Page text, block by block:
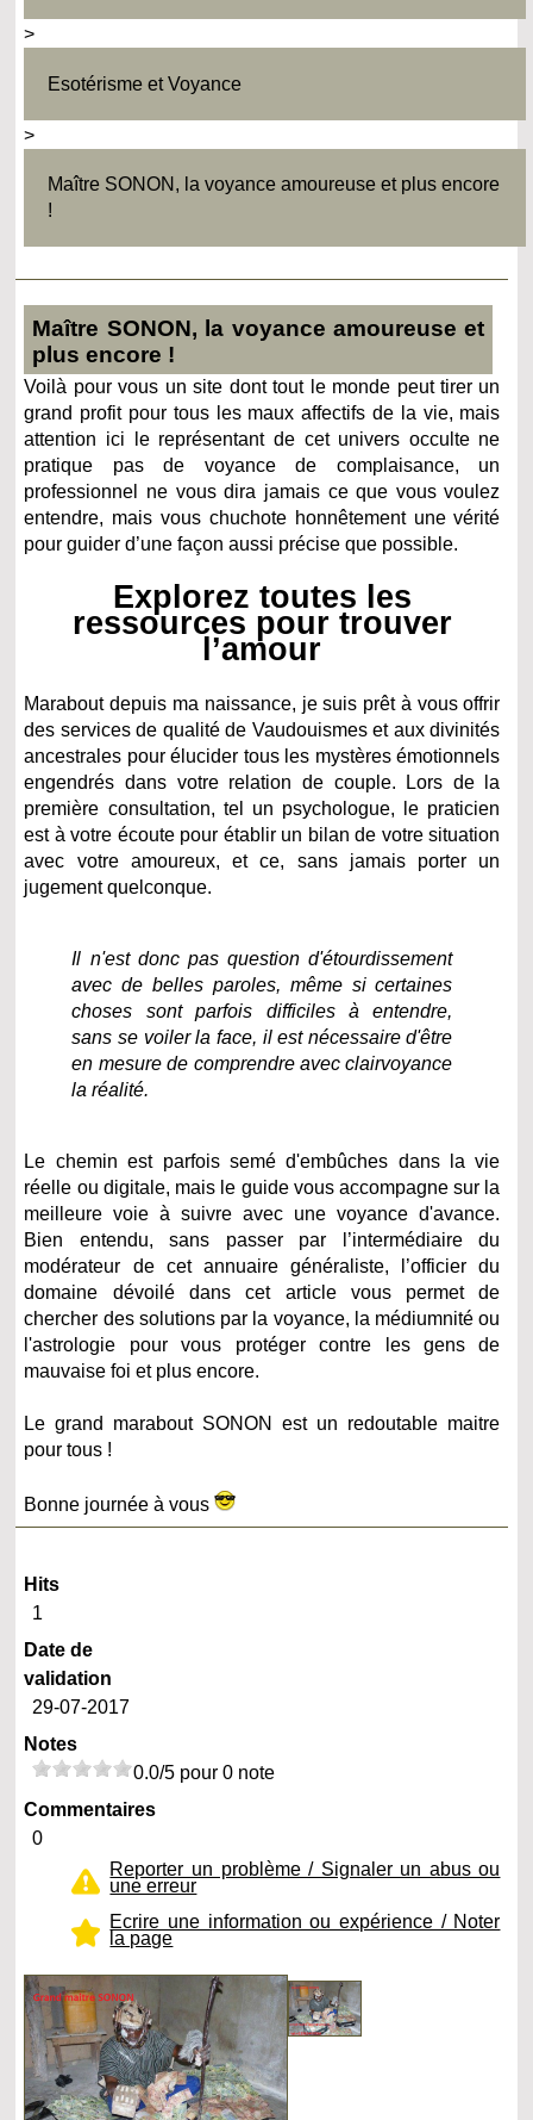
>
Esotérisme et Voyance
>
Maître SONON, la voyance amoureuse et plus encore
!
Maître SONON, la voyance amoureuse et
plus encore !
Voilà pour vous un site dont tout le monde peut tirer un
grand profit pour tous les maux affectifs de la vie, mais
attention ici le représentant de cet univers occulte ne
pratique pas de voyance de complaisance, un
professionnel ne vous dira jamais ce que vous voulez
entendre, mais vous chuchote honnêtement une vérité
pour guider d’une façon aussi précise que possible.
Explorez toutes les
ressources pour trouver
l’amour
Marabout depuis ma naissance, je suis prêt à vous offrir
des services de qualité de Vaudouismes et aux divinités
ancestrales pour élucider tous les mystères émotionnels
engendrés dans votre relation de couple. Lors de la
première consultation, tel un psychologue, le praticien
est à votre écoute pour établir un bilan de votre situation
avec votre amoureux, et ce, sans jamais porter un
jugement quelconque.
Il n'est donc pas question d'étourdissement
avec de belles paroles, même si certaines
choses sont parfois difficiles à entendre,
sans se voiler la face, il est nécessaire d'être
en mesure de comprendre avec clairvoyance
la réalité.
Le chemin est parfois semé d'embûches dans la vie
réelle ou digitale, mais le guide vous accompagne sur la
meilleure voie à suivre avec une voyance d'avance.
Bien entendu, sans passer par l’intermédiaire du
modérateur de cet annuaire généraliste, l’officier du
domaine dévoilé dans cet article vous permet de
chercher des solutions par la voyance, la médiumnité ou
l'astrologie pour vous protéger contre les gens de
mauvaise foi et plus encore.
Le grand marabout SONON est un redoutable maitre
pour tous !
Bonne journée à vous
Hits
1
Date de
validation
29-07-2017
Notes
0.0/5 pour 0 note
Commentaires
0
Reporter un problème / Signaler un abus ou
une erreur
Ecrire une information ou expérience / Noter
la page